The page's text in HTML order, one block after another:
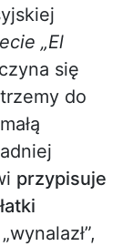
„El
się
do
przypisuje